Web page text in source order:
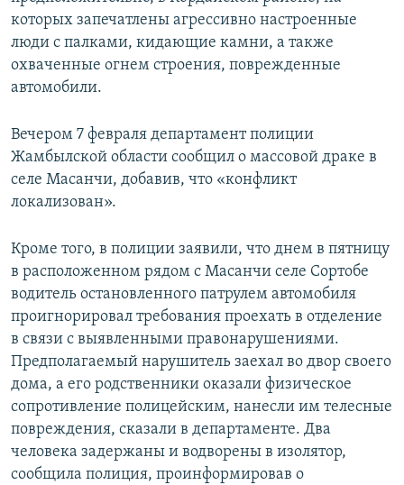
которых запечатлены агрессивно настроенные
люди с палками, кидающие камни, а также
охваченные огнем строения, поврежденные
автомобили.
Вечером 7 февраля департамент полиции
Жамбылской области сообщил о массовой драке в
селе Масанчи, добавив, что «конфликт
локализован».
Кроме того, в полиции заявили, что днем в пятницу
в расположенном рядом с Масанчи селе Сортобе
водитель остановленного патрулем автомобиля
проигнорировал требования проехать в отделение
в связи с выявленными правонарушениями.
Предполагаемый нарушитель заехал во двор своего
дома, а его родственники оказали физическое
сопротивление полицейским, нанесли им телесные
повреждения, сказали в департаменте. Два
человека задержаны и водворены в изолятор,
сообщила полиция, проинформировав о